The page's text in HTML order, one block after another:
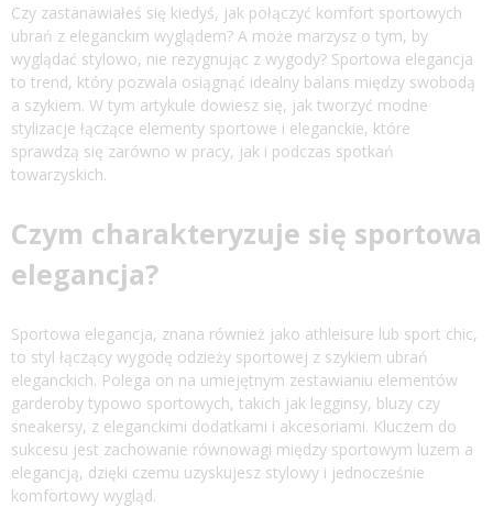
Czy zastanawiałeś się kiedyś, jak połączyć komfort sportowych
ubrań z eleganckim wyglądem? A może marzysz o tym, by
wyglądać stylowo, nie rezygnując z wygody? Sportowa elegancja
to trend, który pozwala osiągnąć idealny balans między swobodą
a szykiem. W tym artykule dowiesz się, jak tworzyć modne
stylizacje łączące elementy sportowe i eleganckie, które
sprawdzą się zarówno w pracy, jak i podczas spotkań
towarzyskich.
Czym charakteryzuje się sportowa
elegancja?
Sportowa elegancja, znana również jako athleisure lub sport chic,
to styl łączący wygodę odzieży sportowej z szykiem ubrań
eleganckich. Polega on na umiejętnym zestawianiu elementów
garderoby typowo sportowych, takich jak legginsy, bluzy czy
sneakersy, z eleganckimi dodatkami i akcesoriami. Kluczem do
sukcesu jest zachowanie równowagi między sportowym luzem a
elegancją, dzięki czemu uzyskujesz stylowy i jednocześnie
komfortowy wygląd.